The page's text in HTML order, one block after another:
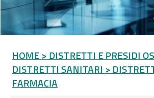
HOME > DISTRETTI E PRESIDI
DISTRETTI SANITARI >
FARMACIA